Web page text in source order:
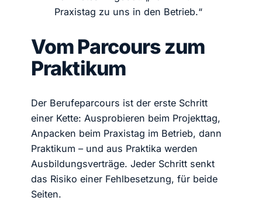
Praxistag zu uns in den Betrieb.“
Vom Parcours zum
Praktikum
Der Berufeparcours ist der erste Schritt
einer Kette: Ausprobieren beim Projekttag,
Anpacken beim Praxistag im Betrieb, dann
Praktikum – und aus Praktika werden
Ausbildungsverträge. Jeder Schritt senkt
das Risiko einer Fehlbesetzung, für beide
Seiten.